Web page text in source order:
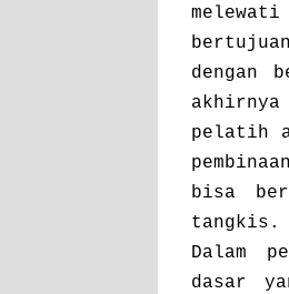
dengan
pelatih
bisa
tangkis.
Dalam
dasar